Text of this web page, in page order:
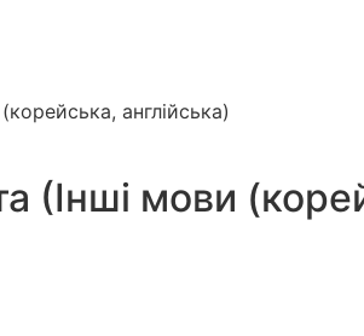
англійська)
(Інші мови